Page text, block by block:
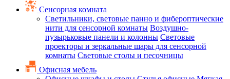
Сенсорная комната
Светильники, световые панно и фибероптические
нити для сенсорной комнаты Воздушно-
пузырьковые панели и колонны Световые
проекторы и зеркальные шары для сенсорной
комнаты Световые столы и песочницы
Офисная мебель